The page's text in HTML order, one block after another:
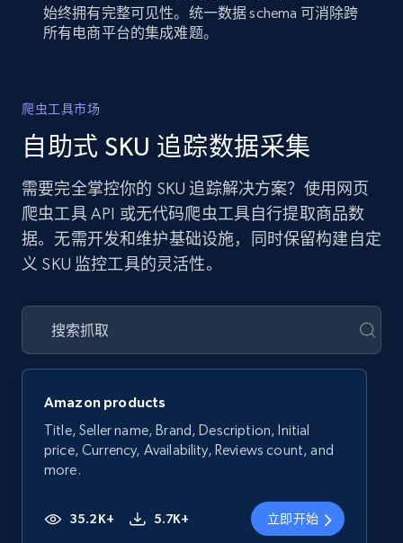
始终拥有完整可见性。统一数据 schema 可消除跨
所有电商平台的集成难题。
爬虫工具市场
自助式 SKU 追踪数据采集
需要完全掌控你的 SKU 追踪解决方案？使用网页
爬虫工具 API 或无代码爬虫工具自行提取商品数
据。无需开发和维护基础设施，同时保留构建自定
义 SKU 监控工具的灵活性。
Amazon products
Title, Seller name, Brand, Description, Initial
price, Currency, Availability, Reviews count, and
more.
35.2K+ 5.7K+ 立即开始